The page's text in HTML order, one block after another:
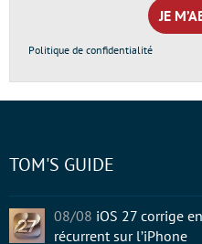
Politique de confidentialité
TOM'S GUIDE
08/08 iOS 27 corrige
récurrent sur l’iPhone